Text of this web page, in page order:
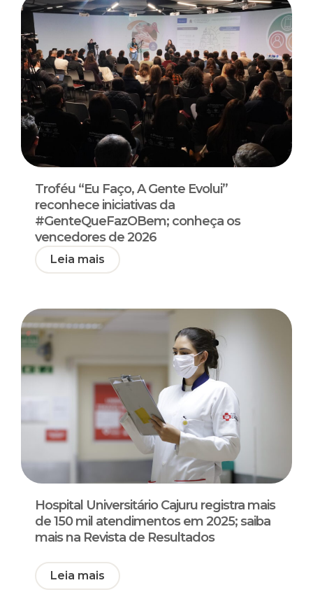
Troféu “Eu Faço, A Gente Evolui”
reconhece iniciativas da
#GenteQueFazOBem; conheça os
vencedores de 2026
Leia mais
Hospital Universitário Cajuru registra mais
de 150 mil atendimentos em 2025; saiba
mais na Revista de Resultados
Leia mais